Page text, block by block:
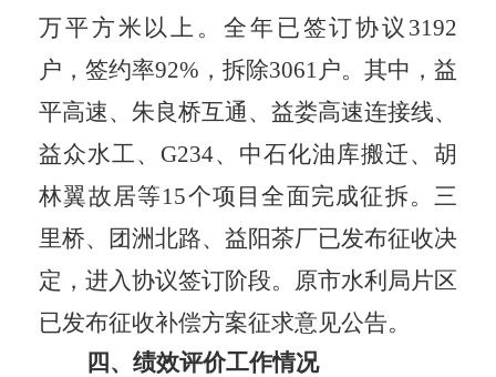
万平方米以上。 全年 已签订协议 3192
户，签约率92%，拆除3061户。其中，益
平高速、朱良桥互通、益娄高速连接线、
益众水工、G234、中石化油库搬迁、胡
林翼故居等15个项目全面完成征拆。三
里桥、团洲北路、益阳茶厂已发布征收决
定，进入协议签订阶段。原市水利局片区
已发布征收补偿方案征求意见公告。
四 、绩效评价工作情况